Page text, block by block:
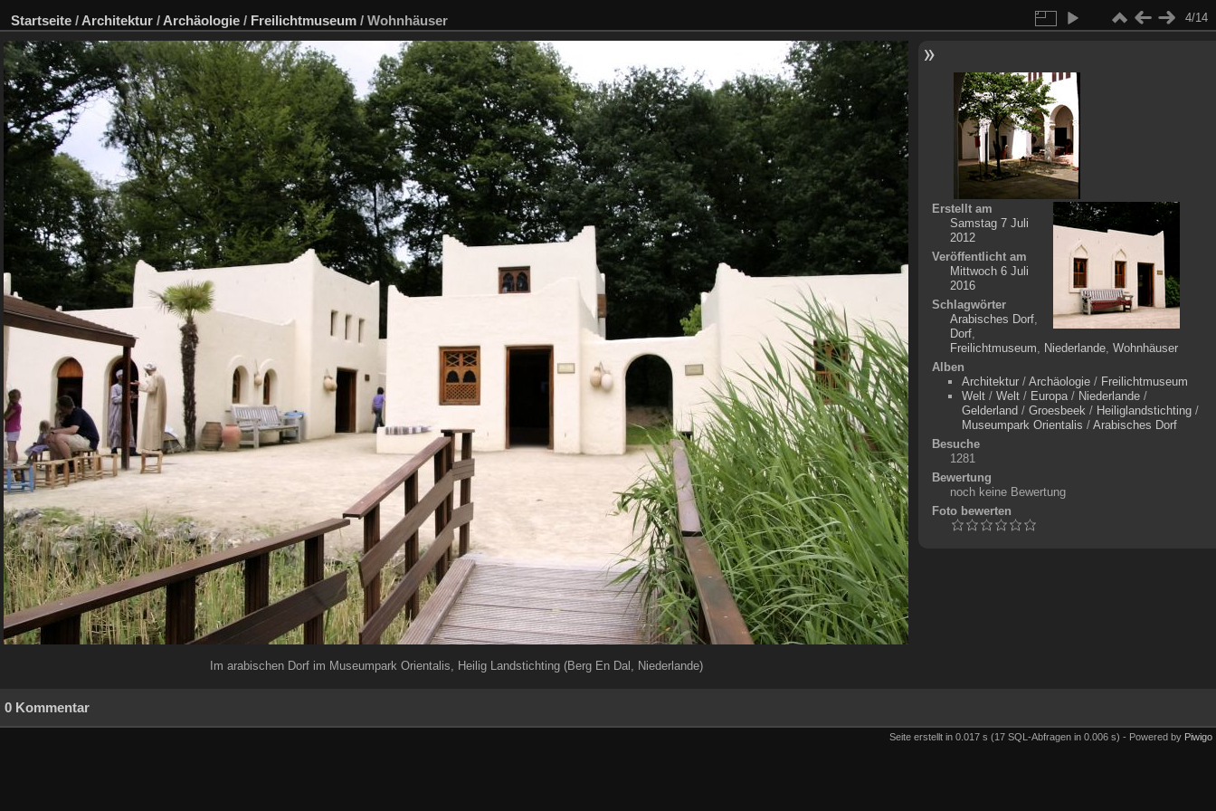
Startseite / Architektur / Archäologie / Freilichtmuseum / Wohnhäuser 4/14
Im arabischen Dorf im Museumpark Orientalis, Heilig Landstichting (Berg En Dal, Niederlande)
Erstellt am
Samstag 7 Juli
2012
Veröffentlicht am
Mittwoch 6 Juli
2016
Schlagwörter
Arabisches Dorf,
Dorf,
Freilichtmuseum, Niederlande, Wohnhäuser
Alben
Architektur/ Archäologie/ Freilichtmuseum
Welt/ Welt/ Europa/ Niederlande/
Gelderland / Groesbeek/ Heiliglandstichting/
Museumpark Orientalis / Arabisches Dorf
Besuche
1281
Bewertung
noch keine Bewertung
Foto bewerten
0 Kommentar
Seite erstellt in 0.017 s (17 SQL-Abfragen in 0.006 s) - Powered by Piwigo